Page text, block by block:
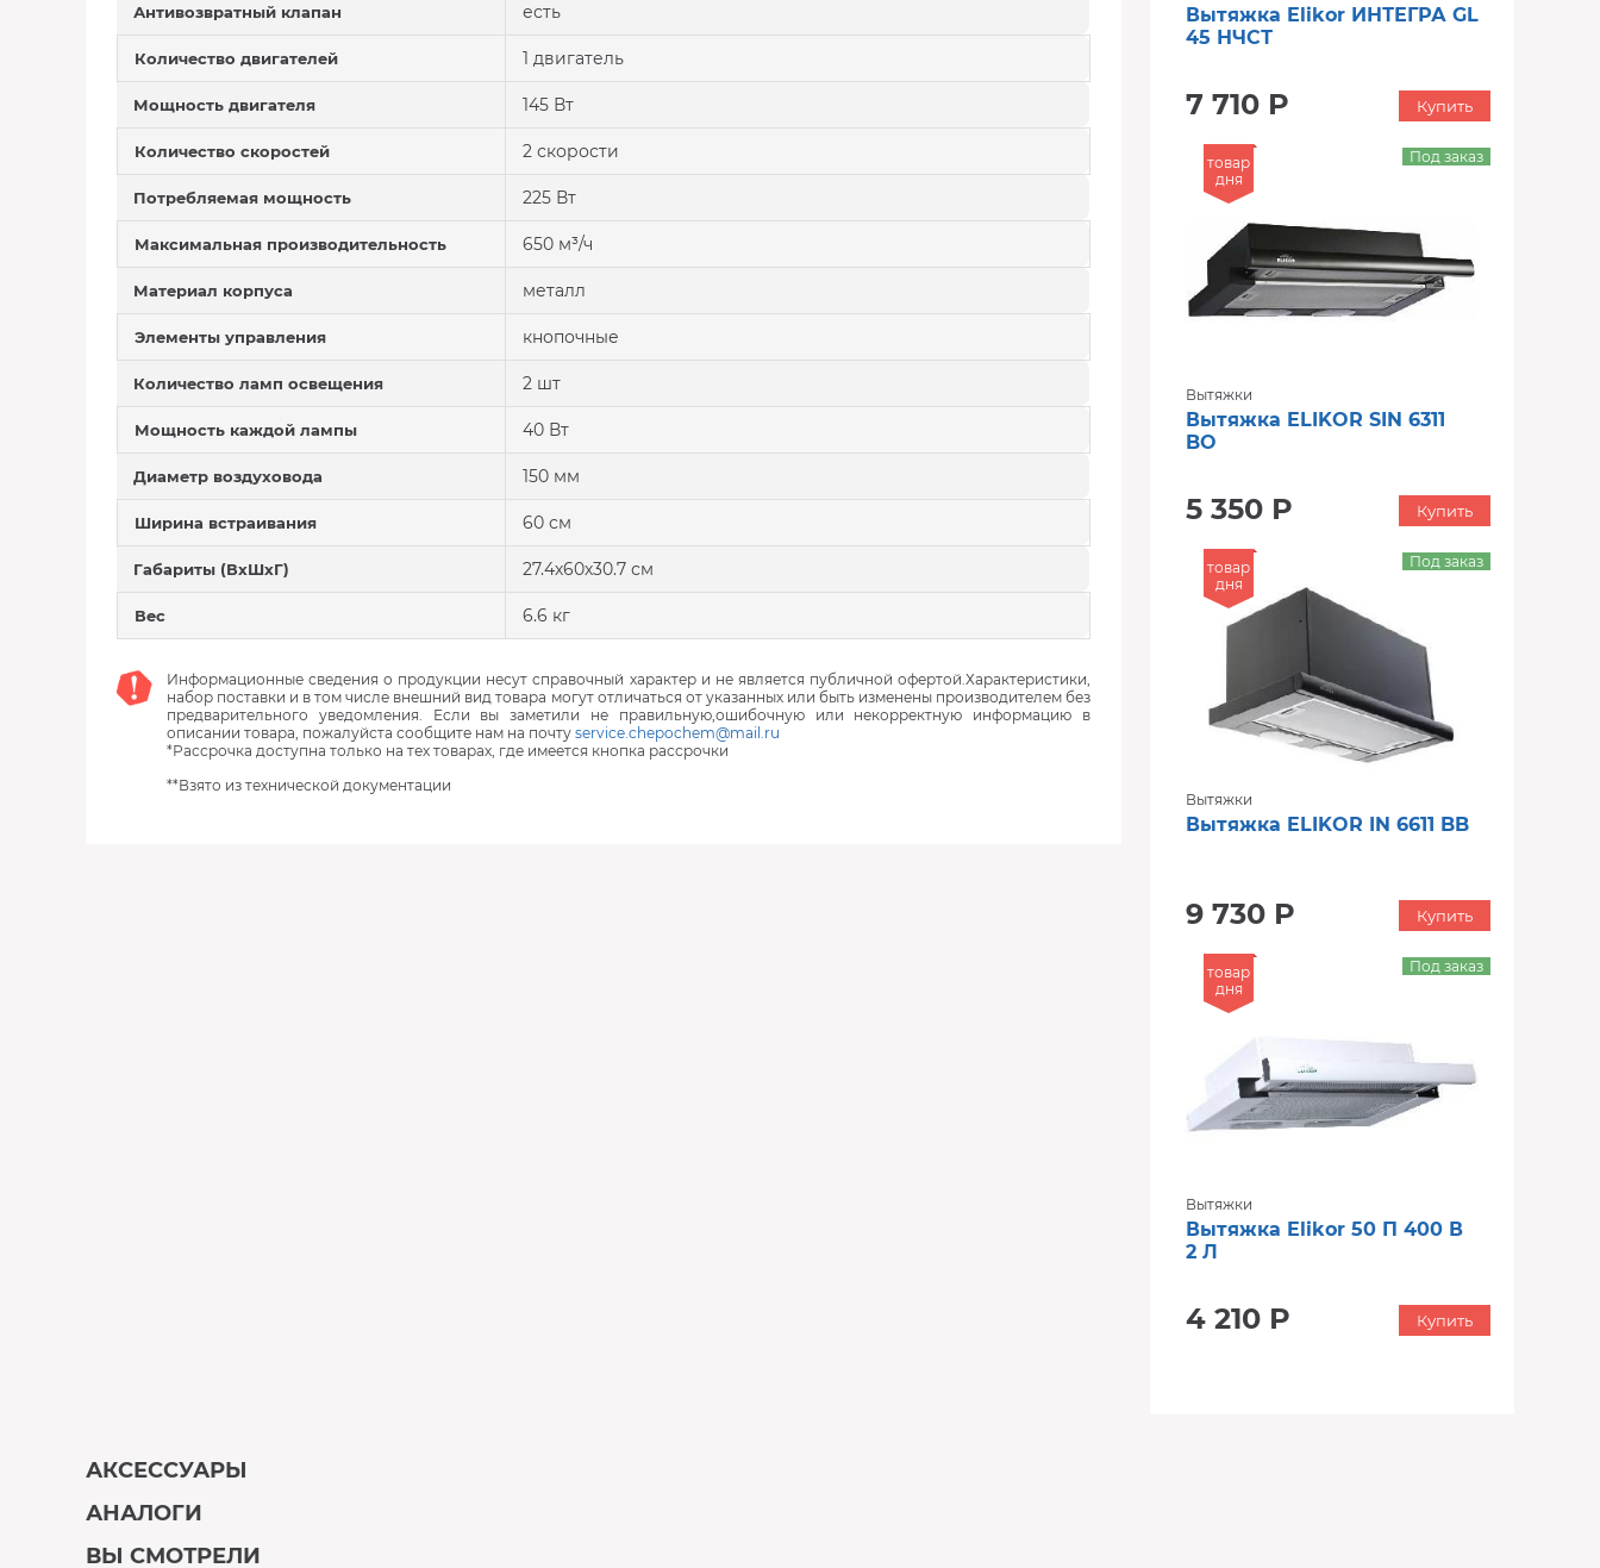
Антивозвратный клапан есть
Количество двигателей 1 двигатель
Мощность двигателя 145 Вт
Количество скоростей 2 скорости
Потребляемая мощность 225 Вт
Максимальная производительность 650 м³/ч
Материал корпуса металл
Элементы управления кнопочные
Количество ламп освещения 2 шт
Мощность каждой лампы 40 Вт
Диаметр воздуховода 150 мм
Ширина встраивания 60 см
Габариты (ВхШхГ) 27.4х60х30.7 см
Вес 6.6 кг
Информационные сведения о продукции несут справочный характер и не является публичной офертой.Характеристики,
набор поставки и в том числе внешний вид товара могут отличаться от указанных или быть изменены производителем без
предварительного уведомления. Если вы заметили не правильную,ошибочную или некорректную информацию в
описании товара, пожалуйста сообщите нам на почту service.chepochem@mail.ru
*Рассрочка доступна только на тех товарах, где имеется кнопка рассрочки
**Взято из технической документации
Вытяжка Elikor ИНТЕГРА GL
45 НЧСТ
7 710 Р Купить
товар
дня
Вытяжки
Вытяжка ELIKOR SIN 6311
BO
5 350 Р
Под заказ
Купить
товар
дня
Вытяжки
Вытяжка ELIKOR IN 6611 BB
9 730 Р
Под заказ
Купить
товар
дня
Вытяжки
Вытяжка Elikor 50 П 400 В
2 Л
4 210 Р
Под заказ
Купить
АКСЕССУАРЫ
АНАЛОГИ
ВЫ СМОТРЕЛИ